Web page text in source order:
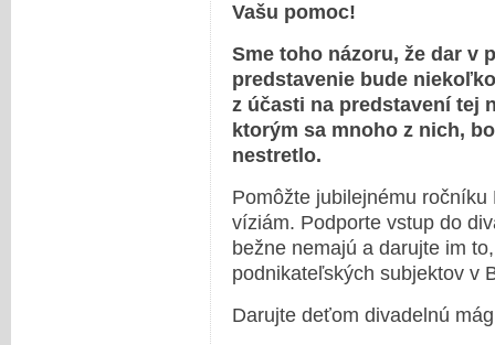
Vašu pomoc!
Sme toho názoru, že dar v
predstavenie bude
z účasti na predstavení tej
ktorým sa mnoho z nich,
nestretlo.
Pomôžte jubilejnému
víziám. Podporte vstup do
bežne nemajú a darujte im
podnikateľských subjektov v
Darujte deťom divadelnú